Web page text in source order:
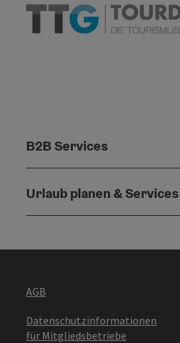
B2B Services
Urlaub planen & Services
AGB
Datenschutzinformationen
für Mitgliedsbetriebe